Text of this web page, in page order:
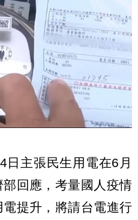
日主張民生用電在6月
回應，考量國人疫情
提升，將請台電進行